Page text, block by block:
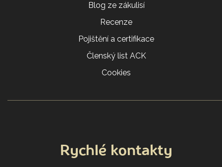
Blog ze zákulisí
Recenze
Pojištění a certifikace
Členský list ACK
Cookies
Rychlé kontakty